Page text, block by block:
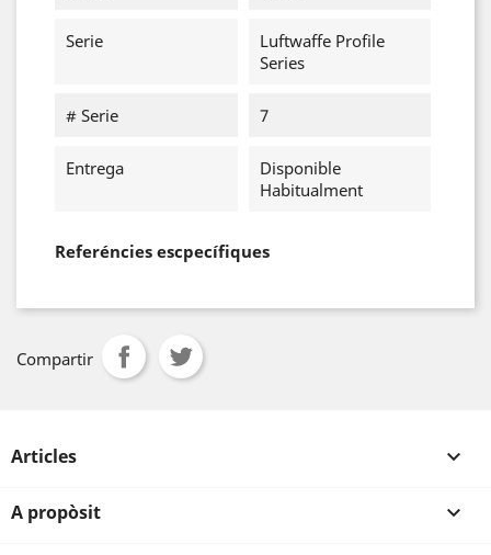
Serie
Luftwaffe Profile
Series
# Serie 7
Entrega
Disponible
Habitualment
Referéncies escpecífiques
Compartir
Articles 
A propòsit 